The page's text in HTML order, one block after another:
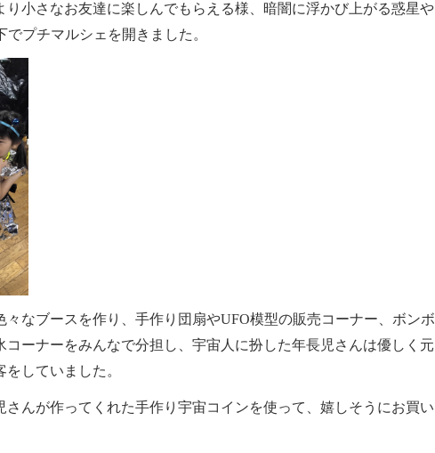
り小さなお友達に楽しんでもらえる様、暗闇に浮かび上がる惑星や
プチマルシェを開きました。
なブースを作り、手作り団扇やUFO模型の販売コーナー、ボンボ
コーナーをみんなで分担し、宇宙人に扮した年長児さんは優しく元
していました。
んが作ってくれた手作り宇宙コインを使って、嬉しそうにお買い